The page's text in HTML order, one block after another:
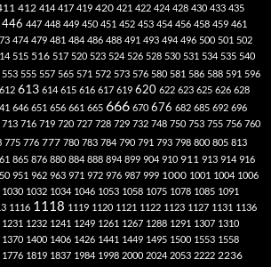
412 414 417 419 420 421 422 424 428 430 433 435
446 447 448 449 450 451 452 453 454 456 458 459 461
474 479 481 484 486 488 491 493 494 496 500 501 502
515 516 517 520 523 524 526 528 530 531 534 535 540
553 555 557 565 571 572 573 576 580 581 586 588 591 596
612 613 614 615 616 617 619 620 622 623 625 626 628
646 651 656 661 665 666 670 676 682 685 692 696
713 716 719 720 727 728 729 732 748 750 753 755 756 760
775 776 777 780 783 784 790 791 793 798 800 805 813
865 876 880 884 888 894 899 904 910 911 913 914 916
951 962 963 971 972 976 987 999 1000 1001 1004 1006
1030 1032 1034 1046 1053 1058 1075 1078 1085 1091
1116 1118 1119 1120 1121 1122 1123 1127 1131 1136
1231 1232 1241 1249 1261 1267 1288 1291 1307 1310
1370 1400 1406 1426 1441 1449 1495 1500 1553 1558
1776 1819 1837 1984 1998 2000 2024 2053 2222 2236